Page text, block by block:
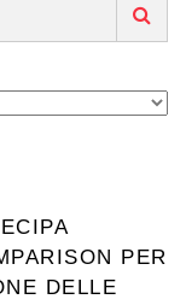
PER
DELLE